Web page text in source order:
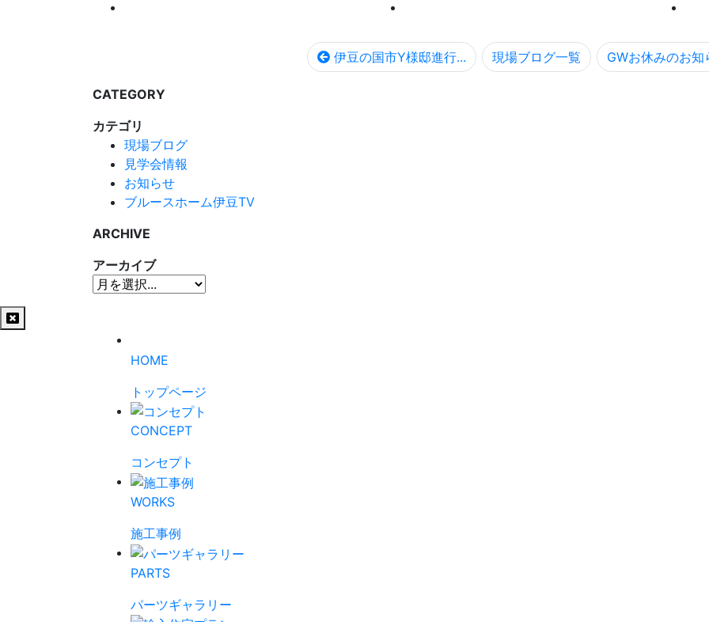
伊豆の国市Y様邸進行... 現場ブログ一覧 GWお休みのお
CATEGORY
カテゴリ
現場ブログ
見学会情報
お知らせ
ブルースホーム伊豆TV
ARCHIVE
アーカイブ
HOME
トップページ
CONCEPT
コンセプト
WORKS
施工事例
PARTS
パーツギャラリー